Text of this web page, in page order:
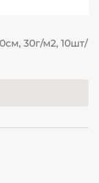
30г/м2, 10шт/